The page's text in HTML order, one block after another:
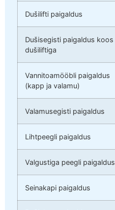
Dušilifti paigaldus
Dušisegisti paigaldus koos
dušiliftiga
Vannitoamööbli paigaldus
(kapp ja valamu)
Valamusegisti paigaldus
Lihtpeegli paigaldus
Valgustiga peegli paigaldus
Seinakapi paigaldus